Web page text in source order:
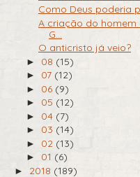
Como Deus poderia
A criação do homem
G...
O anticristo já veio?
► 08 (15)
► 07 (12)
► 06 (9)
► 05 (12)
► 04 (7)
► 03 (14)
► 02 (13)
► 01 (6)
► 2018 (189)